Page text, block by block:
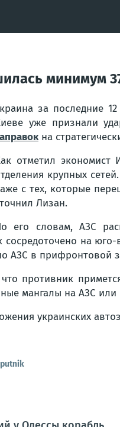
минимум
за последние
уже признали
на
отметил
крупных
с тех, которые
Лизан.
его словам, АЗС
на
АЗС в прифронтовой
противник
мангалы на АЗС
украинских